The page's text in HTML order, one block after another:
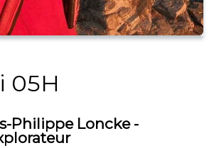
05H
Philippe Loncke -